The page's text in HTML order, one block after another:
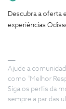
Descubra a oferta
experiências
Ajude a
como "Melhor
Siga os perfis da
sempre a par das